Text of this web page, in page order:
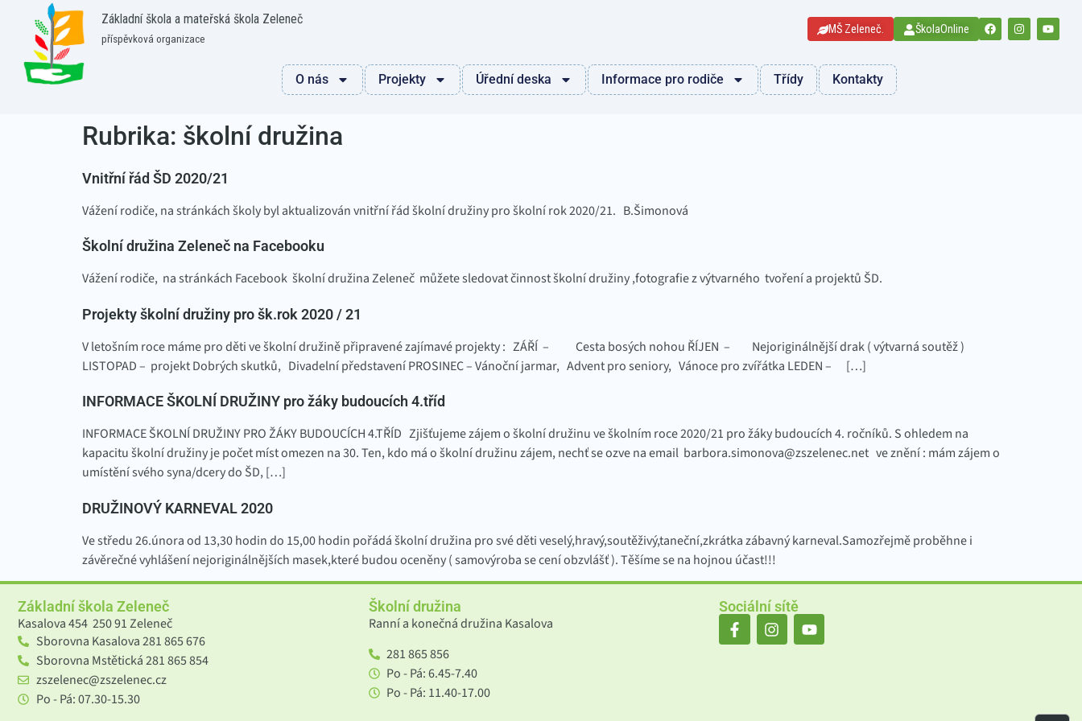
Základní škola a mateřská škola Zeleneč
příspěvková organizace
MŠ Zeleneč. ŠkolaOnline
O nás Projekty Úřední deska Informace pro rodiče Třídy Kontakty
Rubrika: školní družina
Vnitřní řád ŠD 2020/21
Vážení rodiče, na stránkách školy byl aktualizován vnitřní řád školní družiny pro školní rok 2020/21. B.Šimonová
Školní družina Zeleneč na Facebooku
Vážení rodiče, na stránkách Facebook školní družina Zeleneč můžete sledovat činnost školní družiny ,fotografie z výtvarného tvoření a projektů ŠD.
Projekty školní družiny pro šk.rok 2020 / 21
V letošním roce máme pro děti ve školní družině připravené zajímavé projekty : ZÁŘÍ – Cesta bosých nohou ŘÍJEN – Nejoriginálnější drak ( výtvarná soutěž )
LISTOPAD – projekt Dobrých skutků, Divadelní představení PROSINEC – Vánoční jarmar, Advent pro seniory, Vánoce pro zvířátka LEDEN – […]
INFORMACE ŠKOLNÍ DRUŽINY pro žáky budoucích 4.tříd
INFORMACE ŠKOLNÍ DRUŽINY PRO ŽÁKY BUDOUCÍCH 4.TŘÍD Zjišťujeme zájem o školní družinu ve školním roce 2020/21 pro žáky budoucích 4. ročníků. S ohledem na
kapacitu školní družiny je počet míst omezen na 30. Ten, kdo má o školní družinu zájem, nechť se ozve na email barbora.simonova@zszelenec.net ve znění : mám zájem o
umístění svého syna/dcery do ŠD, […]
DRUŽINOVÝ KARNEVAL 2020
Ve středu 26.února od 13,30 hodin do 15,00 hodin pořádá školní družina pro své děti veselý,hravý,soutěživý,taneční,zkrátka zábavný karneval.Samozřejmě proběhne i
závěrečné vyhlášení nejoriginálnějších masek,které budou oceněny ( samovýroba se cení obzvlášť ). Těšíme se na hojnou účast!!!
Základní škola Zeleneč
Kasalova 454 250 91 Zeleneč
Sborovna Kasalova 281 865 676
Sborovna Mstětická 281 865 854
zszelenec@zszelenec.cz
Po - Pá: 07.30-15.30
Školní družina
Ranní a konečná družina Kasalova
281 865 856
Po - Pá: 6.45-7.40
Po - Pá: 11.40-17.00
Sociální sítě